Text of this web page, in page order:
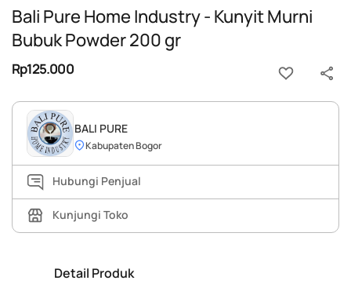
Bali Pure Home Industry - Kunyit Murni
Bubuk Powder 200 gr
Rp125.000
BALI PURE
Kabupaten Bogor
Hubungi Penjual
Kunjungi Toko
Detail Produk